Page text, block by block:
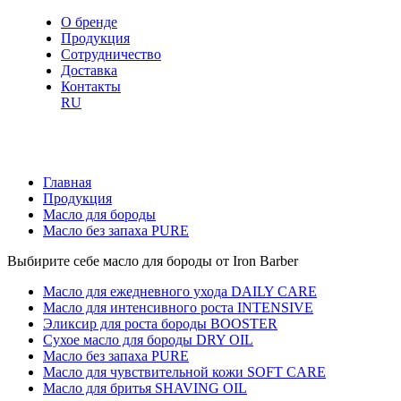
О бренде
Продукция
Сотрудничество
Доставка
Контакты
RU
Главная
Продукция
Масло для бороды
Масло без запаха PURE
Выбирите себе масло для бороды от Iron Barber
Масло для ежедневного ухода DAILY CARE
Масло для интенсивного роста INTENSIVE
Эликсир для роста бороды BOOSTER
Сухое масло для бороды DRY OIL
Масло без запаха PURE
Масло для чувствительной кожи SOFT CARE
Масло для бритья SHAVING OIL